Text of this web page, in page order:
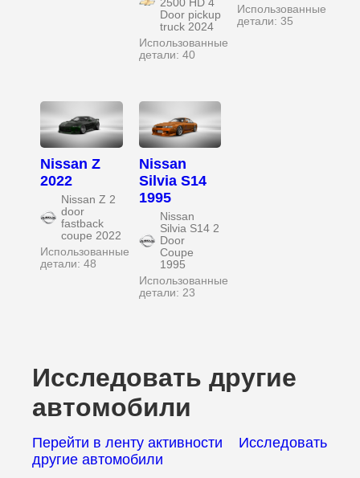
2500 HD 4
Door pickup
truck 2024
Использованные
детали: 40
Использованные
детали: 35
Nissan Z
2022
Nissan Z 2
door
fastback
coupe 2022
Использованные
детали: 48
Nissan
Silvia S14
1995
Nissan
Silvia S14 2
Door
Coupe
1995
Использованные
детали: 23
Исследовать другие
автомобили
Перейти в ленту активности
Исследовать
другие автомобили